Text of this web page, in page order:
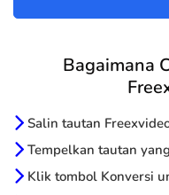
Bagaimana
Salin tautan
Tempelkan tautan
Klik tombol Konversi